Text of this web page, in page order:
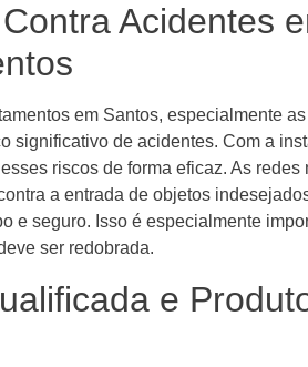
Acidentes
em Santos, especialmente
significativo de acidentes. Com a
riscos de forma eficaz. As
a entrada de objetos
e seguro. Isso é especialmente
ser redobrada.
e